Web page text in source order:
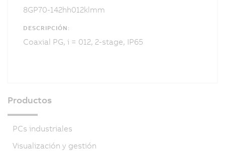
8GP70-142hh012klmm
DESCRIPCIÓN:
Coaxial PG, i = 012, 2-stage, IP65
Productos
PCs industriales
Visualización y gestión